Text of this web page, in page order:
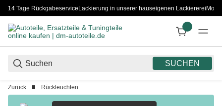
14 Tage RückgabeserviceLackierung in unserer hauseigenen Lackiererei
SUCHEN
Zurück Rückleuchten